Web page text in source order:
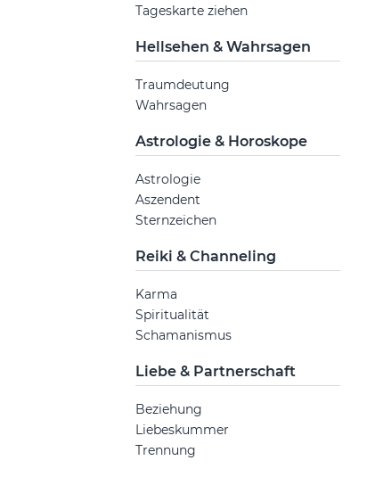
Tageskarte ziehen
Hellsehen & Wahrsagen
Traumdeutung
Wahrsagen
Astrologie & Horoskope
Astrologie
Aszendent
Sternzeichen
Reiki & Channeling
Karma
Spiritualität
Schamanismus
Liebe & Partnerschaft
Beziehung
Liebeskummer
Trennung